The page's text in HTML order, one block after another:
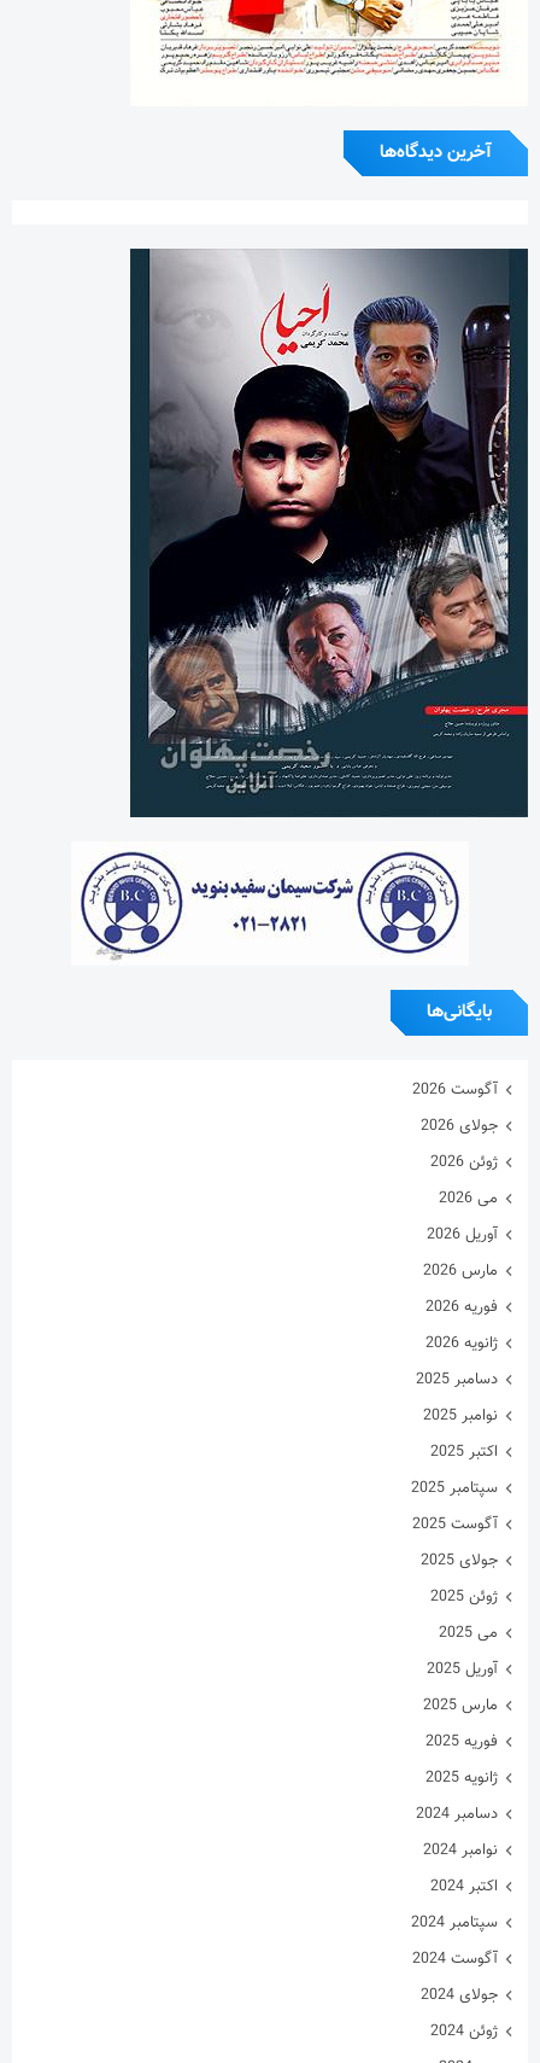
آخرین دیدگاه‌ها
بایگانی‌ها
آگوست 2026
جولای 2026
ژوئن 2026
می 2026
آوریل 2026
مارس 2026
فوریه 2026
ژانویه 2026
دسامبر 2025
نوامبر 2025
اکتبر 2025
سپتامبر 2025
آگوست 2025
جولای 2025
ژوئن 2025
می 2025
آوریل 2025
مارس 2025
فوریه 2025
ژانویه 2025
دسامبر 2024
نوامبر 2024
اکتبر 2024
سپتامبر 2024
آگوست 2024
جولای 2024
ژوئن 2024